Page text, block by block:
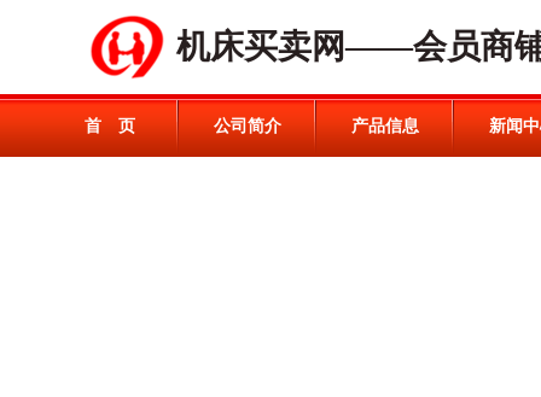
机床买卖网——会员商
首 页 公司简介 产品信息 新闻